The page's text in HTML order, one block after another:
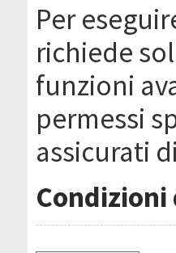
Per
richiede
funzioni
permessi
assicurati
Condizioni